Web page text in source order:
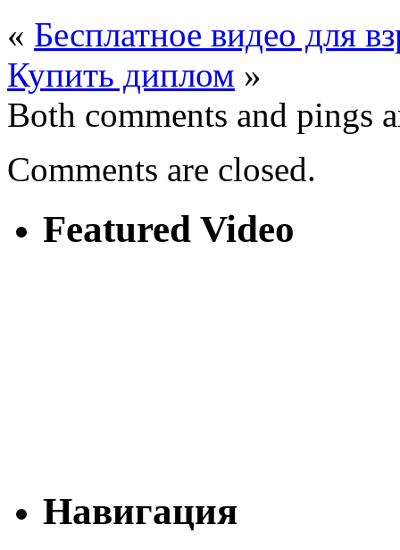
« Бесплатное видео для
Купить диплом »
Both comments and pings
Comments are closed.
Featured Video
Навигация